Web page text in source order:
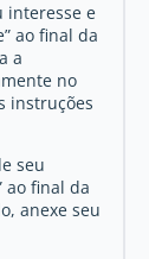
interesse e
ao final da
a
no
instruções
seu
ao final da
anexe seu